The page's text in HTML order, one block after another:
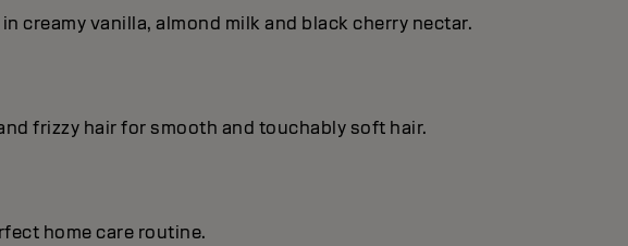
creamy vanilla, almond milk and black cherry nectar.
frizzy hair for smooth and touchably soft hair.
home care routine.